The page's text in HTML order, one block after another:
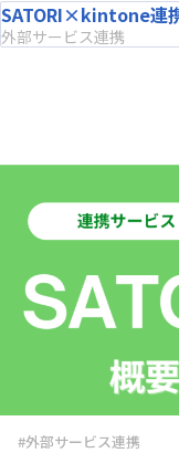
SATORI×kintone連
外部サービス連携
#外部サービス連携